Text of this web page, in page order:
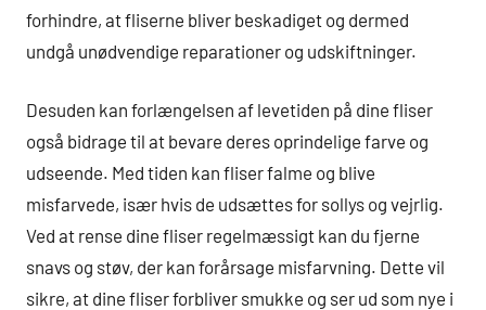
forhindre, at fliserne bliver beskadiget og dermed
undgå unødvendige reparationer og udskiftninger.
Desuden kan forlængelsen af levetiden på dine fliser
også bidrage til at bevare deres oprindelige farve og
udseende. Med tiden kan fliser falme og blive
misfarvede, især hvis de udsættes for sollys og vejrlig.
Ved at rense dine fliser regelmæssigt kan du fjerne
snavs og støv, der kan forårsage misfarvning. Dette vil
sikre, at dine fliser forbliver smukke og ser ud som nye i